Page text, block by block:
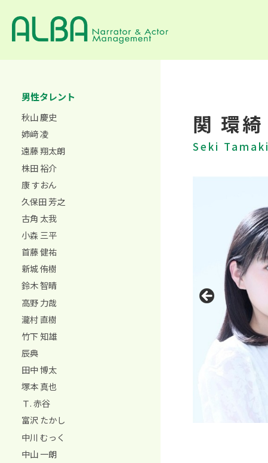
関 環綺
Seki Tamaki
男性タレント
秋山 慶史
姉﨑 凌
遠藤 翔太朗
株田 裕介
康 すおん
久保田 芳之
古角 太我
小森 三平
首藤 健祐
新城 侑樹
鈴木 智晴
高野 力哉
瀧村 直樹
竹下 知雄
辰典
田中 博太
塚本 真也
Ｔ. 赤谷
富沢 たかし
中川 むっく
中山 一朗